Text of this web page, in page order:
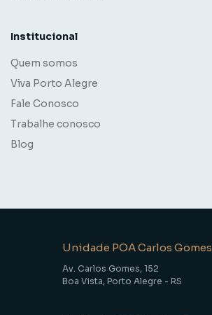
Institucional
Quem somos
Viva Porto Alegre
Fale Conosco
Trabalhe conosco
Blog
Unidade POA Carlos Gomes
Av. Carlos Gomes, 152
Boa Vista, Porto Alegre - RS